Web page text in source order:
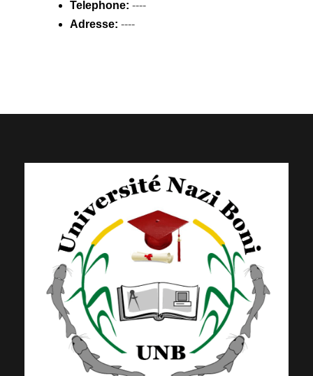
Telephone: ----
Adresse: ----